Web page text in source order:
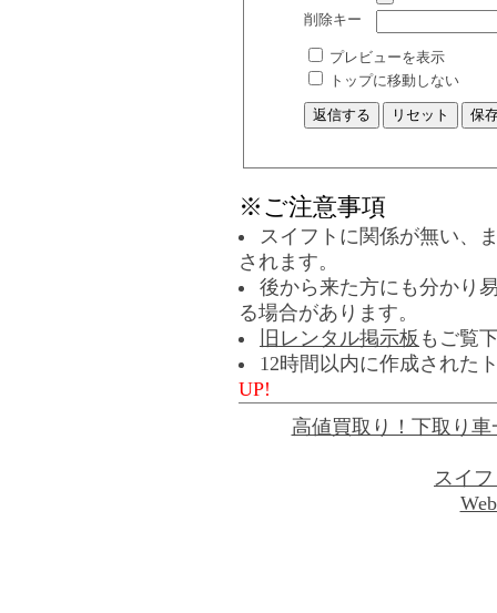
削除キー
プレビューを表示
トップに移動しない
※ご注意事項
スイフトに関係が無い、
されます。
後から来た方にも分かり
る場合があります。
旧レンタル掲示板 もご覧
12時間以内に作成された
UP!
高値買取り！下取り車
スイ